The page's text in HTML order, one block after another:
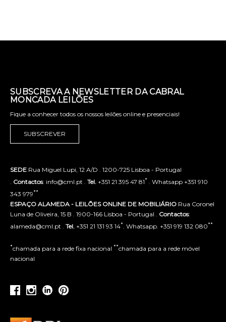
SUBSCREVA A NEWSLETTER DA CABRAL
MONCADA LEILÕES
Fique a conhecer todos os nossos leilões online e presenciais!
SUBSCREVER
SEDE Rua Miguel Lupi, 12 A/D . 1200-725 Lisboa - Portugal
Contactos: info@cml.pt . Tel. +351 21 395 47 81* . Whatsapp +351 910
343 979**
ESPAÇO ALAMEDA - LEILÕES ONLINE DE MOBILIÁRIO Rua Coronel
Luna de Oliveira, 15 B . 1900-166 Lisboa - Portugal . Contactos:
alameda@cml.pt . Tel. +351 21 131 93 14* . Whatsapp. +351 919 132 080**
*chamada para a rede fixa nacional **chamada para a rede móvel
nacional